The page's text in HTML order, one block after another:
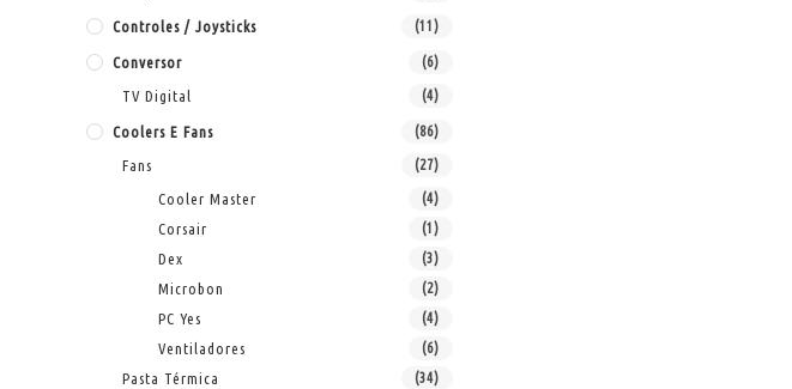
Controles / Joysticks (11)
Conversor (6)
TV Digital (4)
Coolers E Fans (86)
Fans (27)
Cooler Master (4)
Corsair (1)
Dex (3)
Microbon (2)
PC Yes (4)
Ventiladores (6)
Pasta Térmica (34)